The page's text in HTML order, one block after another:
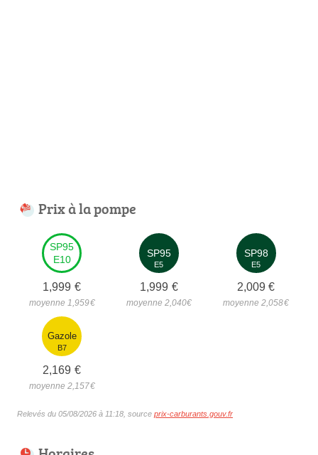
Prix à la pompe
SP95
E10
1,999 €
moyenne 1,959€
SP95
E5
1,999 €
moyenne 2,040€
SP98
E5
2,009 €
moyenne 2,058€
Gazole
B7
2,169 €
moyenne 2,157€
Relevés du 05/08/2026 à 11:18, source prix-carburants.gouv.fr